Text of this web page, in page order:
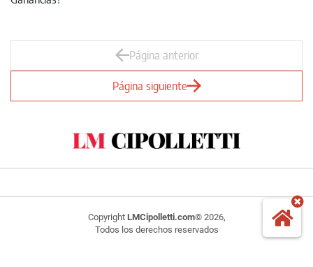
Página anterior
Página siguiente
Copyright LMCipolletti.com© 2026,
Todos los derechos reservados